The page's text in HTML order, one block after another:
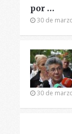
por …
30 de
30 de